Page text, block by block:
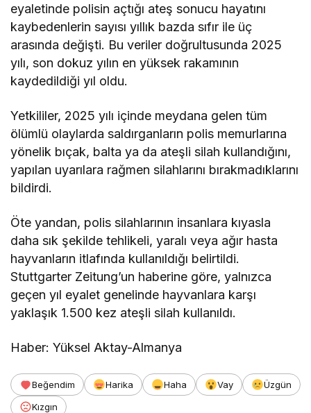
eyaletinde polisin açtığı ateş sonucu hayatını
kaybedenlerin sayısı yıllık bazda sıfır ile üç
arasında değişti. Bu veriler doğrultusunda 2025
yılı, son dokuz yılın en yüksek rakamının
kaydedildiği yıl oldu.
Yetkililer, 2025 yılı içinde meydana gelen tüm
ölümlü olaylarda saldırganların polis memurlarına
yönelik bıçak, balta ya da ateşli silah kullandığını,
yapılan uyarılara rağmen silahlarını bırakmadıklarını
bildirdi.
Öte yandan, polis silahlarının insanlara kıyasla
daha sık şekilde tehlikeli, yaralı veya ağır hasta
hayvanların itlafında kullanıldığı belirtildi.
Stuttgarter Zeitung’un haberine göre, yalnızca
geçen yıl eyalet genelinde hayvanlara karşı
yaklaşık 1.500 kez ateşli silah kullanıldı.
Haber: Yüksel Aktay-Almanya
Beğendim Harika Haha Vay
Üzgün
Kızgın